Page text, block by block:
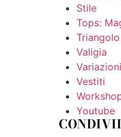
Stile
Tops:
Valigia
Vestiti
Youtube